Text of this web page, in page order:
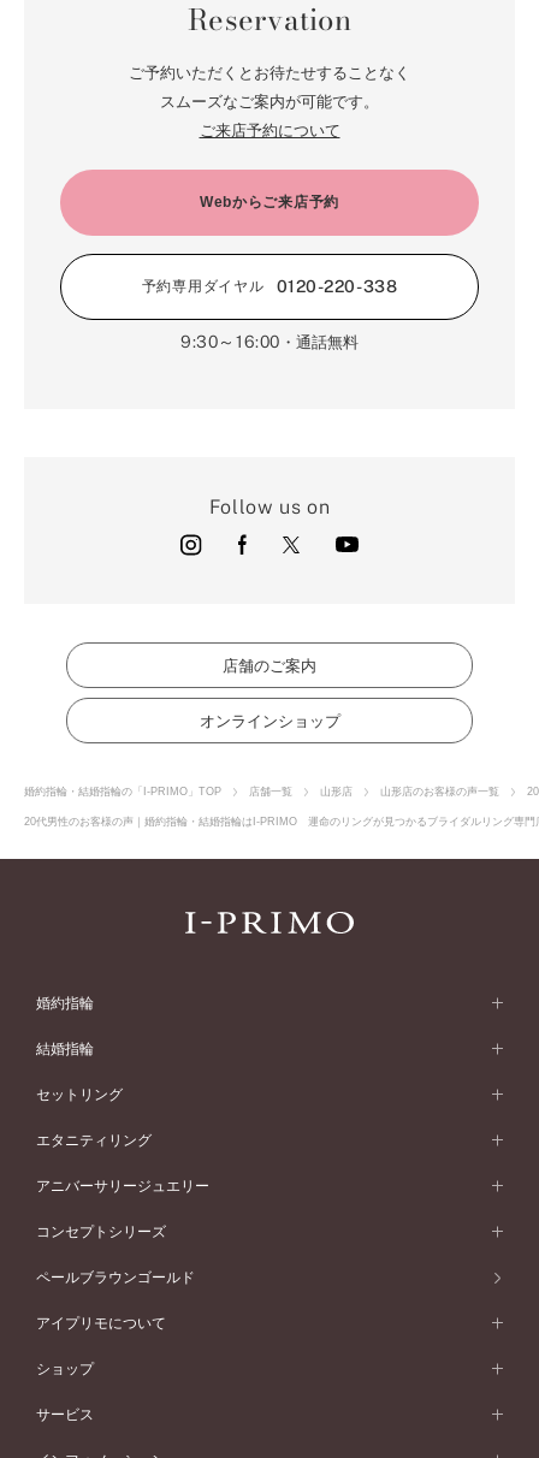
Reservation
ご予約いただくとお待たせすることなく
スムーズなご案内が可能です。
ご来店予約について
Webからご来店予約
予約専用ダイヤル 0120-220-338
9:30～16:00 ・通話無料
Follow us on
店舗のご案内
オンラインショップ
婚約指輪・結婚指輪の「I-PRIMO」TOP 店舗一覧 山形店 山形店のお客様の声一覧
20代男性のお客様の声｜婚約指輪・結婚指輪はI-PRIMO 運命のリングが見つかるブライダルリング専
婚約指輪
婚約指輪 (エンゲージリング)
婚約指輪一覧
ピンクゴールド
ペールブラウンゴールド
ウェーブライン
V字ライン
ワンサイドメレ
ダブルサイドメレ
シンプル
フェミニン
モード
50万円台～
40万円台～
30万円台～
婚約指輪 人気ランキング
婚約ネックレス
結婚指輪
結婚指輪 (マリッジリング)
結婚指輪一覧
ピンクゴールド
ペールブラウンゴールド
ウェーブライン
V字ライン
ワンメレ
セベラルメレ
シンプル
フェミニン
モード
50万円～
40万円～50万円
セットリング
セットリング
セットリング一覧
ピンクゴールド
ペールブラウンゴールド
エタニティリング
エタニティリング
エタニティリング一覧
ピンクゴールド
ペールブラウンゴールド
アニバーサリージュエリー
アニバーサリージュエリー
アニバーサリージュエリー一覧
ファッションリング
ブレスレット
コンセプトシリーズ
コンセプトシリーズ
オリジンビリーフ
エトワル
ペールブラウンゴールド
アイプリモについて
アイプリモについて
パーソナルハンド診断
デザインへのこだわり
ショップ
店舗一覧
サービス